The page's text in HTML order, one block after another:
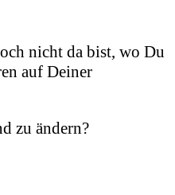
nicht da bist, wo Du
auf Deiner
zu ändern?